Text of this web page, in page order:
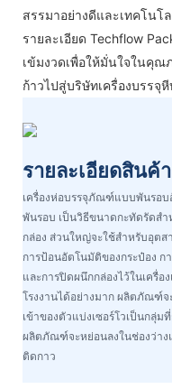
สรรมาอย่างดีและเทคโน
รายละเอียด Techflow
เข้มงวดเพื่อให้มั่นใจในคุณ
ก้าวไปสู่บริษัทเครื่องบรรจุ
รายละเอียดสินค้า
เครื่องห่อบรรจุภัณฑ์แบบพันรอ
พันรอบ เป็นวิธีขนาดกะทัดรัดส
กล่อง ส่วนใหญ่จะใช้สำหรับอุตส
การป้อนอัตโนมัติของกระป๋อง ก
และการปิดผนึกกล่องไว้ในเครื่
โรงงานได้อย่างมาก ผลิตภัณฑ์จ
เข้าของตัวแบ่งเซอร์โวเป็นกลุ่
ผลิตภัณฑ์จะหย่อนลงในช่องว่า
ติดกาว